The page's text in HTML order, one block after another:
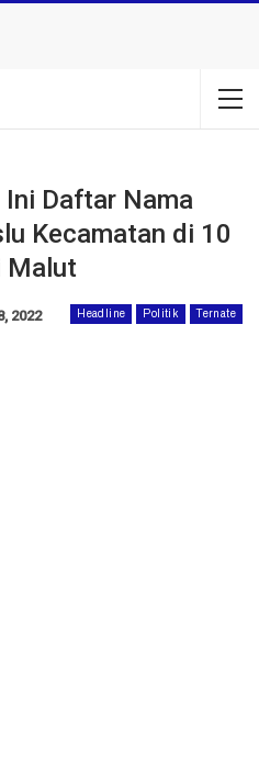
Daftar Nama
Kecamatan di 10
Malut
Headline Politik Ternate
2022